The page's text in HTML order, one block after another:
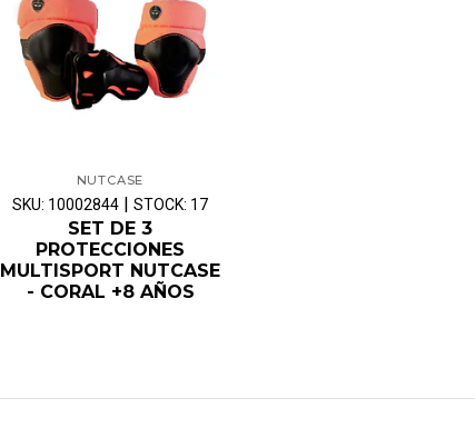
NUTCASE
SKU: 10002844 | STOCK: 17
SET DE 3
PROTECCIONES
MULTISPORT NUTCASE
- CORAL +8 AÑOS